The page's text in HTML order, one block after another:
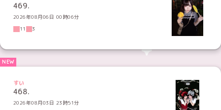
469.
2026年08月06日 00時06分
11
3
すい
468.
2026年08月03日 23時51分